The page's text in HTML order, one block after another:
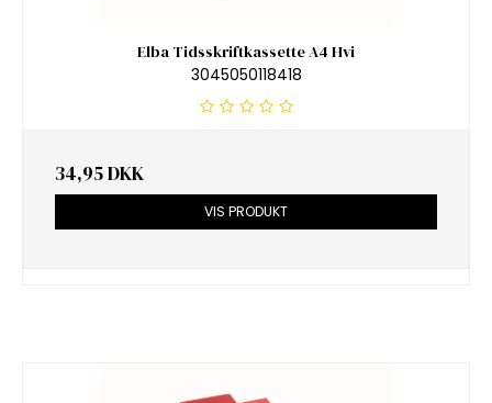
Elba Tidsskriftkassette A4 Hvi
3045050118418
34,95 DKK
VIS PRODUKT